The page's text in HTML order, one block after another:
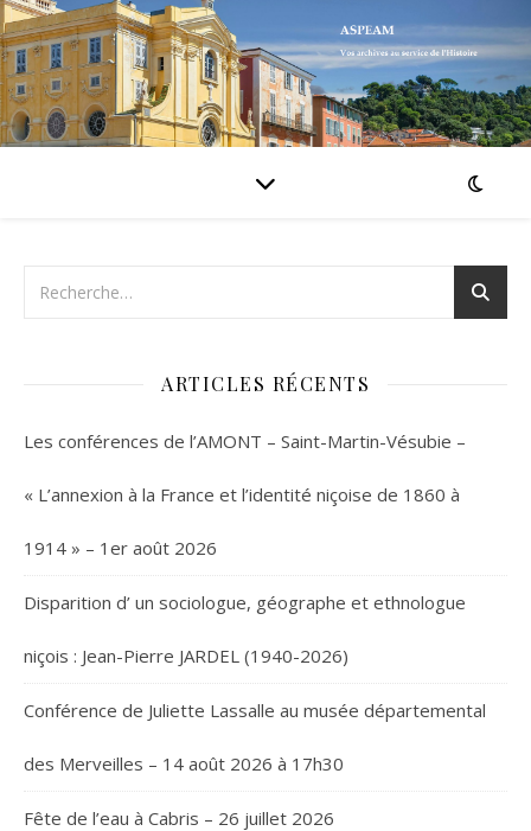
ARTICLES RÉCENTS
Les conférences de l’AMONT – Saint-Martin-Vésubie –
« L’annexion à la France et l’identité niçoise de 1860 à
1914 » – 1er août 2026
Disparition d’ un sociologue, géographe et ethnologue
niçois : Jean-Pierre JARDEL (1940-2026)
Conférence de Juliette Lassalle au musée départemental
des Merveilles – 14 août 2026 à 17h30
Fête de l’eau à Cabris – 26 juillet 2026